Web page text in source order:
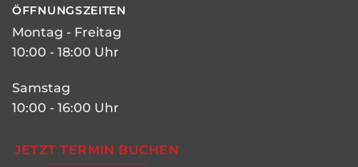
ÖFFNUNGSZEITEN
Montag - Freitag
10:00 - 18:00 Uhr
Samstag
10:00 - 16:00 Uhr
JETZT TERMIN BUCHEN